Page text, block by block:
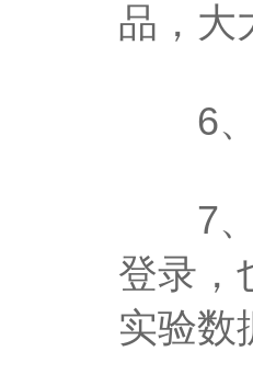
品，大
6、
7、
登录，
实验数